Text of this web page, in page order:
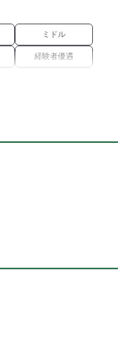
ミドル
経験者優遇